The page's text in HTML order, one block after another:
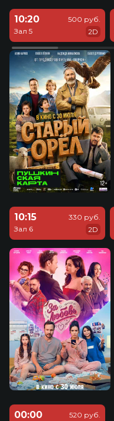
10:20
Зал 5
500 руб.
2D
10:15
Зал 6
330 руб.
2D
00:00
520 руб.